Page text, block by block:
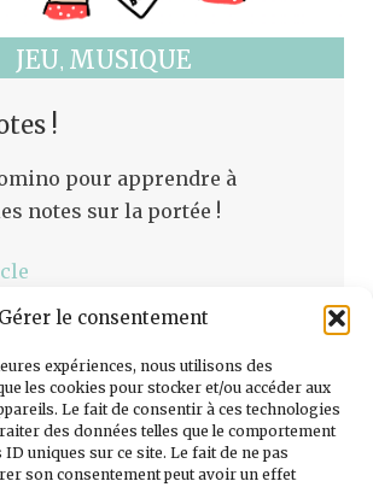
Gérer le consentement
expériences, nous utilisons des
les cookies pour stocker et/ou accéder aux
Le fait de consentir à ces technologies
des données telles que le comportement
uniques sur ce site. Le fait de ne pas
son consentement peut avoir un effet
JEU, MUSIQUE
!
pour apprendre à
notes sur la portée !